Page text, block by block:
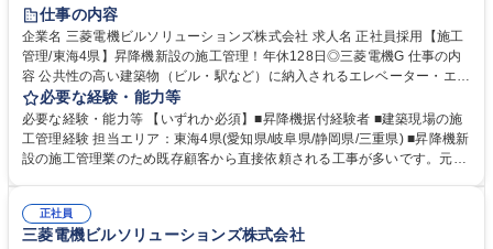
仕事の内容
企業名 三菱電機ビルソリューションズ株式会社 求人名 正社員採用【施工
管理/東海4県】昇降機新設の施工管理！年休128日◎三菱電機G 仕事の内
容 公共性の高い建築物（ビル・駅など）に納入されるエレベーター・エ
スカレーターの新設据付工事の現場代理人・施工管理業務・建設現場での
直接作業ではなく作業工程管理や製品の品質管理をお任せします。 【具体
的には】建築工程と据付工事のズレや製品の不具合等様々な問題に対し、
建築会社や関係部門と連携を取り問題を解決していきます。現地調査→工
G
必要な経験・能力等
必要な経験・能力等 【いずれか必須】■昇降機据付経験者 ■建築現場の施
工管理経験 担当エリア：東海4県(愛知県/岐阜県/静岡県/三重県) ■昇降機新
設の施工管理業のため既存顧客から直接依頼される工事が多いです。元請
学院 大学 高専 短大 専修学校 高校 語学力： 資格：
正社員
三菱電機ビルソリューションズ株式会社